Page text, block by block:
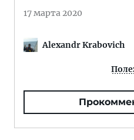
17 марта 2020
Alexandr Krabovich